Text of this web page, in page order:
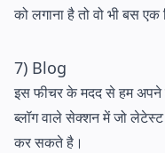
को लगाना है तो वो भी बस
7) Blog
इस फीचर के मदद से हम
ब्लॉग वाले सेक्शन में जो
कर सकते है।